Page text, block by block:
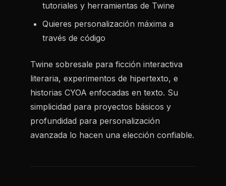
tutoriales y herramientas de Twine
Quieres personalización máxima a
través de código
Twine sobresale para ficción interactiva
literaria, experimentos de hipertexto, e
historias CYOA enfocadas en texto. Su
simplicidad para proyectos básicos y
profundidad para personalización
avanzada lo hacen una elección confiable.